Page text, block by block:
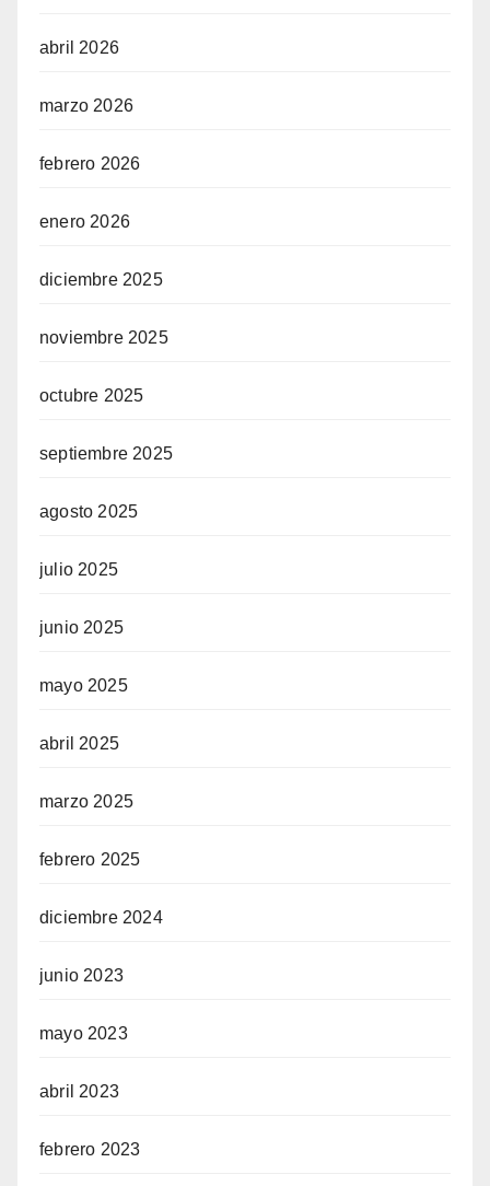
abril 2026
marzo 2026
febrero 2026
enero 2026
diciembre 2025
noviembre 2025
octubre 2025
septiembre 2025
agosto 2025
julio 2025
junio 2025
mayo 2025
abril 2025
marzo 2025
febrero 2025
diciembre 2024
junio 2023
mayo 2023
abril 2023
febrero 2023